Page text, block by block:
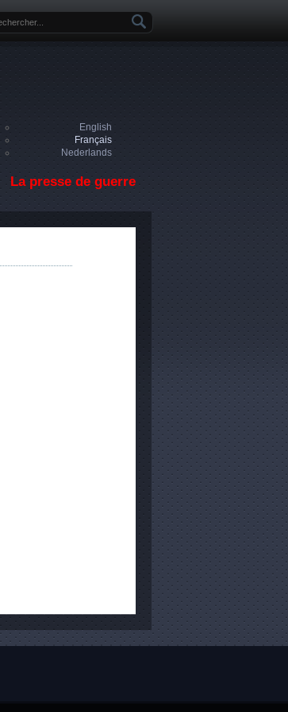
de recherche
English
Français
Nederlands
La presse de guerre